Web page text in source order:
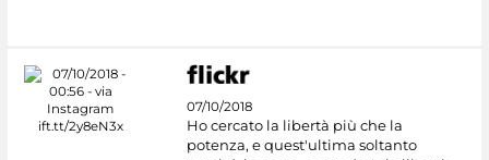
07/10/2018
Ho cercato la libertà più che la
potenza, e quest'ultima soltanto